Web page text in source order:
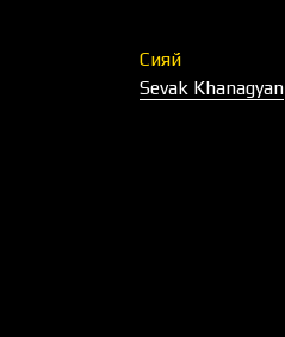
Сияй
Sevak Khanagyan